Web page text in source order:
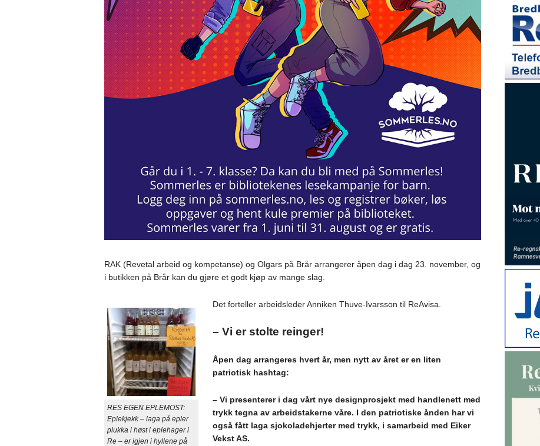
RAK (Revetal arbeid og kompetanse) og Olgars på Brår arrangerer åpen dag i dag 23. november, og
i butikken på Brår kan du gjøre et godt kjøp av mange slag.
RES EGEN EPLEMOST:
Eplekjekk – laga på epler
plukka i høst i eplehager i
Re – er igjen i hyllene på
Det forteller arbeidsleder Anniken Thuve-Ivarsson til ReAvisa.
– Vi er stolte reinger!
Åpen dag arrangeres hvert år, men nytt av året er en liten
patriotisk hashtag:
– Vi presenterer i dag vårt nye designprosjekt med handlenett med
trykk tegna av arbeidstakerne våre. I den patriotiske ånden har vi
også fått laga sjokoladehjerter med trykk, i samarbeid med Eiker
Vekst AS.